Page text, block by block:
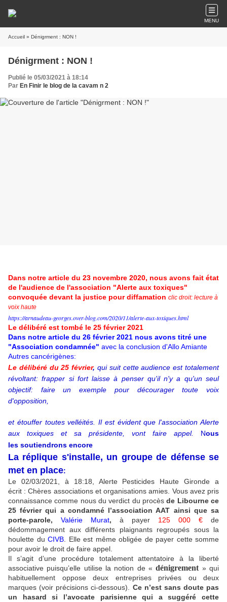
MENU
Accueil » Dénigrment : NON !
Dénigrment : NON !
Publié le 05/03/2021 à 18:14
Par En Finir le blog de la cavam n 2
Dans notre article du 23 novembre 2020, nous avons fait état
de l'audience de l'association "Alerte aux toxiques"
convoquée devant la justice pour diffamation clic droit: lecture à
voix haute
https://arnaudeau-georges.over-blog.com/2020/11/alerte-aux-toxiques.html
Le délibéré est tombé le 25 février 2021
Dans notre article du 26 février 2021 nous avons titré une
"Association condamnée" avec la conclusion d'Allo Amiante
Autres cancérigènes:
Le délibéré du 25 février,qui suit cette audience est totalement
révoltant: frapper si fort laisse à penser qu'il n'y a qu'un seul
objectif: faire un exemple pour décourager toute voix
d'opposition,
et étouffer toutes velléités. Il est évident que l'association Alerte
aux toxiques et sa présidente, vont faire appel. Nous
les soutiendrons encore
La réplique s'installe, un groupe de défense se
met en place:
Le 02/03/2021, à 18:18, Alerte Pesticides Haute Gironde a
écrit : Chères associations et organisations amies. Vous avez pris
connaissance comme nous du verdict du procèsde Libourne ce
25 février qui a condamné l’association AAT ainsi que sa
porte-parole, Valérie Murat, à payer 125 000 € de
dédommagement aux différents plaignants regroupés sous la
houlette du CIVB . Elle est même obligée de payer cette somme
pour avoir le droit de faire appel.
Il s’agit d’une procédure totalement attentatoire à la liberté
associative puisqu’elle utilise la notion de «dénigrement » qui
habituellement oppose deux entreprises privées ou deux
marques (voir précisions ci-dessous). Ce n’est sans doute pas
un hasard si l’avocate parisienne qui a suggéré cette